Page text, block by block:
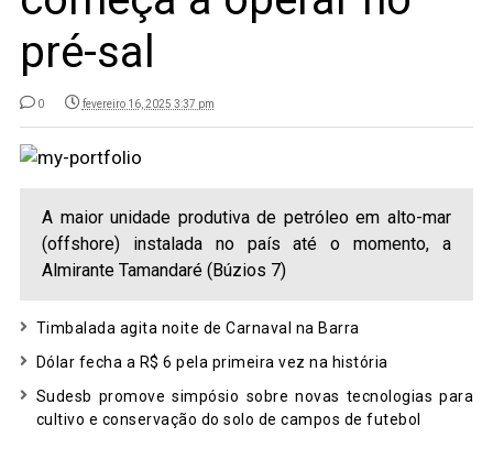
pré-sal
0 fevereiro 16, 2025 3:37 pm
A maior unidade produtiva de petróleo em alto-mar
(offshore) instalada no país até o momento, a
Almirante Tamandaré (Búzios 7)
Timbalada agita noite de Carnaval na Barra
Dólar fecha a R$ 6 pela primeira vez na história
Sudesb promove simpósio sobre novas tecnologias para
cultivo e conservação do solo de campos de futebol